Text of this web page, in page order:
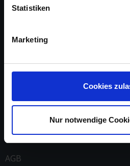
Statistiken
Marketing
Cookies
Nur notwendige
Impressum
Kontakt
AGB